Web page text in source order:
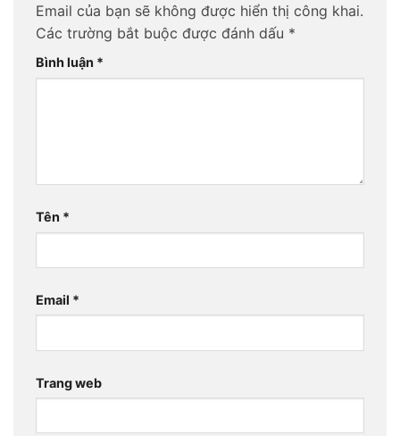
Email của bạn sẽ không được hiển thị công khai.
Các trường bắt buộc được đánh dấu *
Bình luận *
Tên *
Email *
Trang web